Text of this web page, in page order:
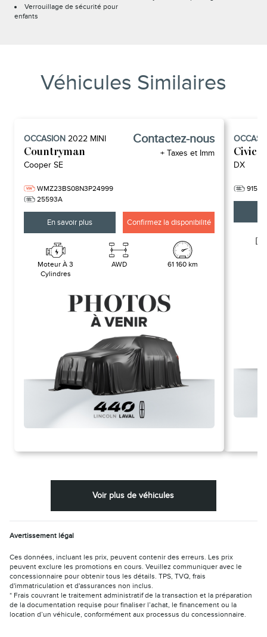
Verrouillage de sécurité pour
enfants
Véhicules Similaires
OCCASION 2022 MINI
Countryman
Cooper SE
WMZ23BS08N3P24999
25593A
Contactez-nous
+ Taxes et Imm
En savoir plus Confirmez la disponibilité
Moteur À 3
Cylindres
AWD 61 160 km
Civic
DX
Voir plus de véhicules
Avertissement légal
Ces données, incluant les prix, peuvent contenir des erreurs. Les prix
peuvent exclure les promotions en cours. Veuillez communiquer avec le
concessionnaire pour obtenir tous les détails. TPS, TVQ, frais
d'immatriculation et d'assurances non inclus.
* Frais couvrant le traitement administratif de la transaction et la préparation
de la documentation requise pour finaliser l’achat, le financement ou la
location d’un véhicule, conformément aux processus du concessionnaire.